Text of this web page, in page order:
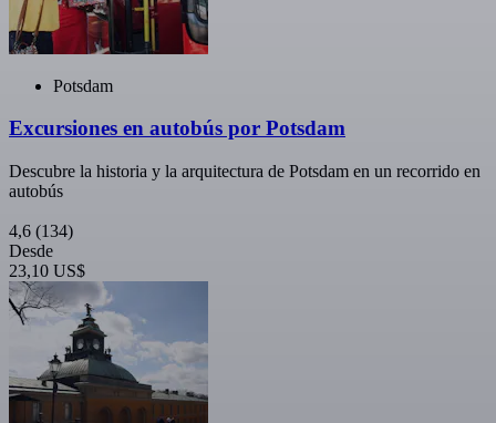
Potsdam
Excursiones en autobús por Potsdam
Descubre la historia y la arquitectura de Potsdam en un recorrido en
autobús
4,6 (134)
Desde
23,10 US$